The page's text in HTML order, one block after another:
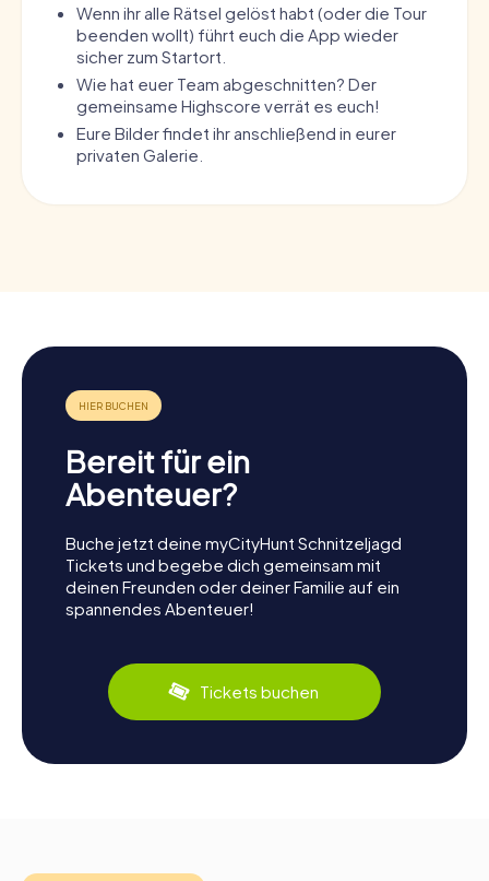
Wenn ihr alle Rätsel gelöst habt (oder die Tour
beenden wollt) führt euch die App wieder
sicher zum Startort.
Wie hat euer Team abgeschnitten? Der
gemeinsame Highscore verrät es euch!
Eure Bilder findet ihr anschließend in eurer
privaten Galerie.
Bereit für ein
Abenteuer?
Buche jetzt deine myCityHunt Schnitzeljagd
Tickets und begebe dich gemeinsam mit
deinen Freunden oder deiner Familie auf ein
spannendes Abenteuer!
Tickets buchen